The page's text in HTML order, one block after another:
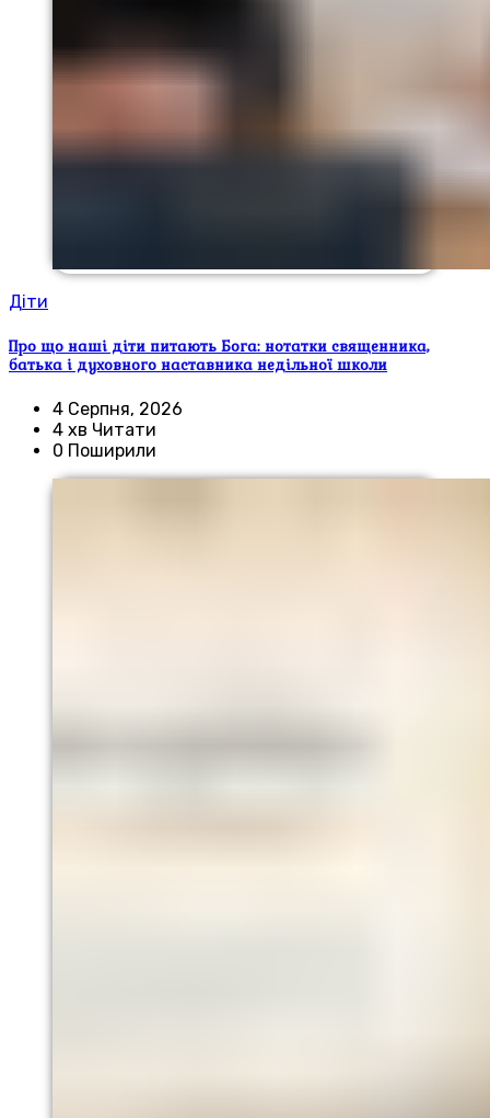
Діти
Про що наші діти питають Бога: нотатки священника,
батька і духовного наставника недільної школи
4 Серпня, 2026
4 хв Читати
0 Поширили